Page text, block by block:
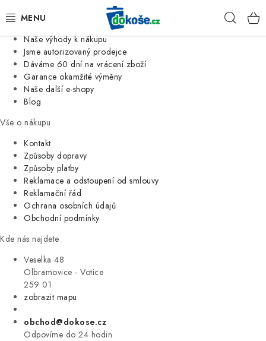
Jsme tradiční česká firma
Naše výhody k nákupu
Jsme autorizovaný prodejce
Dáváme 60 dní na vrácení zboží
Garance okamžité výměny
Naše další e-shopy
Blog
Vše o nákupu
Kontakt
Způsoby dopravy
Způsoby platby
Reklamace a odstoupení od smlouvy
Reklamační řád
Ochrana osobních údajů
Obchodní podmínky
Kde nás najdete
Veselka 48
Olbramovice - Votice
259 01
zobrazit mapu
obchod@dokose.cz
Odpovíme do 24 hodin
KOŠE
SÁČKY
KUCHYNĚ
ORGANIZACE
DOMÁCNOST
ÚKLID
VÝPRODEJ
ZNAČKY
Úvod Kontakt Blog